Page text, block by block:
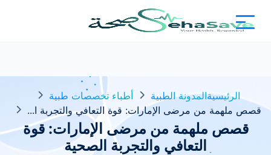
الرئيسيةالمدونة الطبية
أطباء تخصصات طبية
قصص ملهمة من مرضى الإمارات: قوة التعافي والتجربة ا...
قصص ملهمة من مرضى الإمارات: قوة
التعافي والتجربة الصحية